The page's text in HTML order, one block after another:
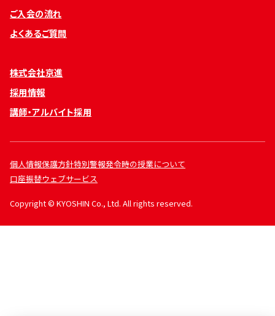
ご入会の流れ
よくあるご質問
株式会社京進
採用情報
講師・アルバイト採用
個人情報保護方針特別警報発令時の授業について
口座振替ウェブサービス
Copyright © KYOSHIN Co., Ltd. All rights reserved.